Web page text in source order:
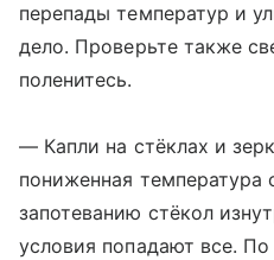
перепады температур и
дело. Проверьте также
поленитесь.
— Капли на стёклах и
пониженная температура
запотеванию стёкол
условия попадают все.